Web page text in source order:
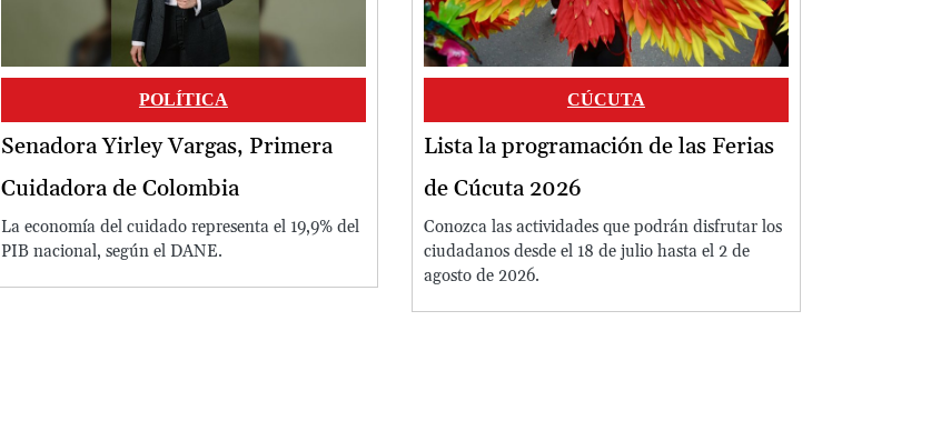
POLÍTICA
Senadora Yirley Vargas, Primera
Cuidadora de Colombia
La economía del cuidado representa el 19,9% del
PIB nacional, según el DANE.
CÚCUTA
Lista la programación de las Ferias
de Cúcuta 2026
Conozca las actividades que podrán disfrutar los
ciudadanos desde el 18 de julio hasta el 2 de
agosto de 2026.